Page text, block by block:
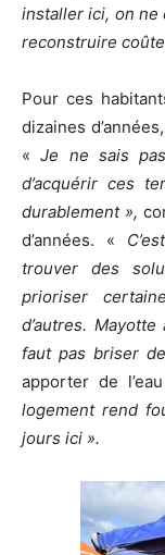
installer ici, on ne
reconstruire
Pour ces
dizaines
«Je ne sais
d’acquérir ces
durablement »,
d’années. «
trouver des
prioriser
d’autres.
faut pas briser
apporter de
logement rend
jours ici ».